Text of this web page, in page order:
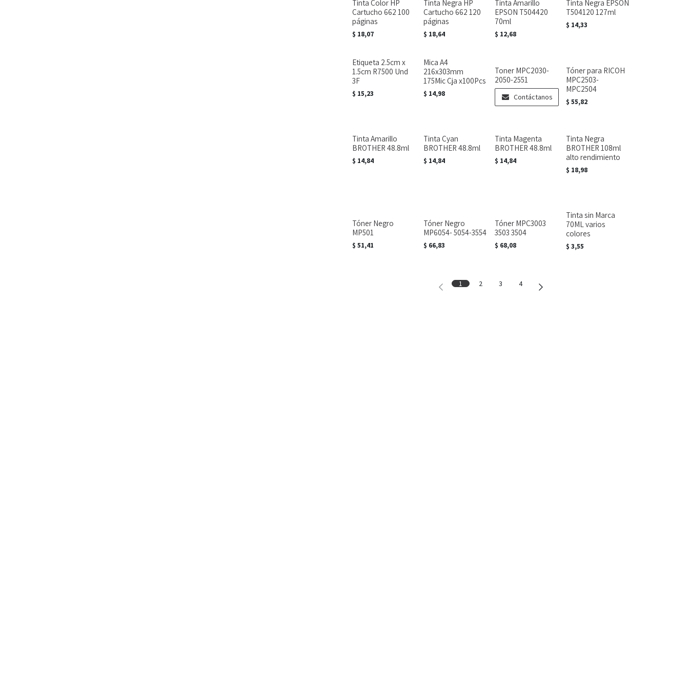
Tinta Color HP
Cartucho 662 100
páginas
$ 18,07
Tinta Negra HP
Cartucho 662 120
páginas
$ 18,64
Tinta Amarillo
EPSON T504420
70ml
$ 12,68
Tinta Negra EPSON
T504120 127ml
$ 14,33
Etiqueta 2.5cm x
1.5cm R7500 Und
3F
$ 15,23
Mica A4
216x303mm
175Mic Cja x100Pcs
$ 14,98
Toner MPC2030-
2050-2551
Contáctanos
Tóner para RICOH
MPC2503-
MPC2504
$ 55,82
Tinta Amarillo
BROTHER 48.8ml
$ 14,84
Tinta Cyan
BROTHER 48.8ml
$ 14,84
Tinta Magenta
BROTHER 48.8ml
$ 14,84
Tinta Negra
BROTHER 108ml
alto rendimiento
$ 18,98
Tóner Negro
MP501
$ 51,41
Tóner Negro
MP6054- 5054-3554
$ 66,83
Tóner MPC3003
3503 3504
$ 68,08
Tinta sin Marca
70ML varios
colores
$ 3,55
1 2 3 4